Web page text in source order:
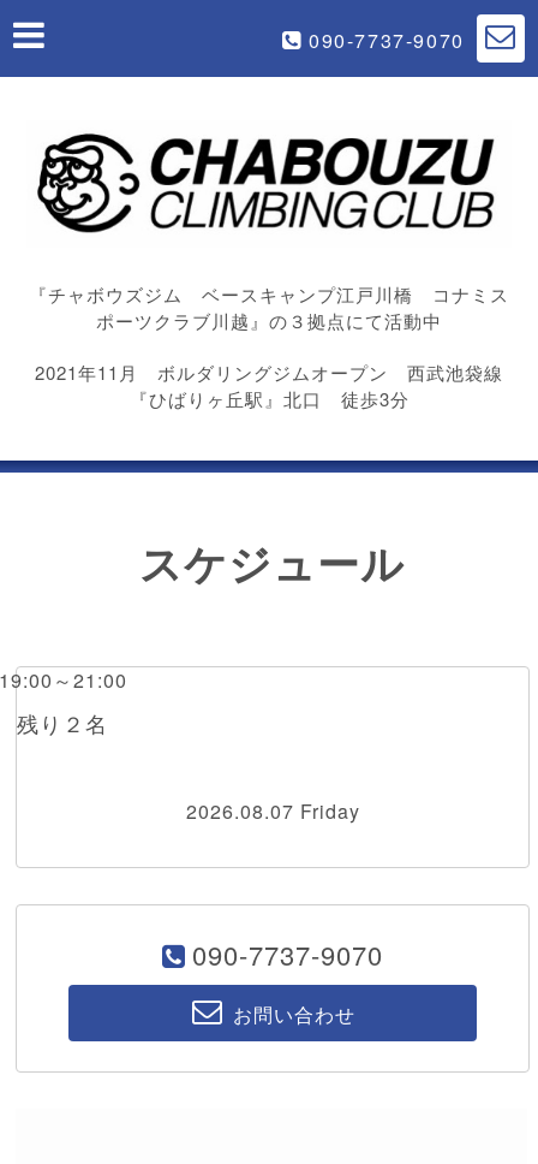
090-7737-9070
『チャボウズジム ベースキャンプ江戸川橋 コナミス
ポーツクラブ川越』の３拠点にて活動中
2021年11月 ボルダリングジムオープン 西武池袋線
『ひばりヶ丘駅』北口 徒歩3分
スケジュール
～21:00
り２名
2026.08.07 Friday
090-7737-9070
お問い合わせ